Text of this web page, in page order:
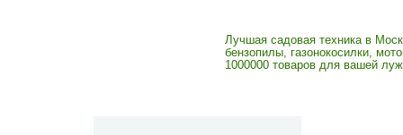
Лучшая садовая техника в
бензопилы, газонокосилки,
1000000 товаров для вашей